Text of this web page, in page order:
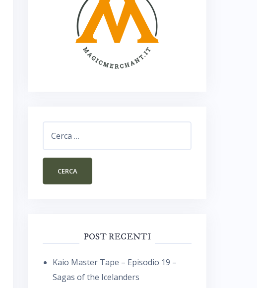
POST RECENTI
Kaio Master Tape – Episodio 19 –
Sagas of the Icelanders